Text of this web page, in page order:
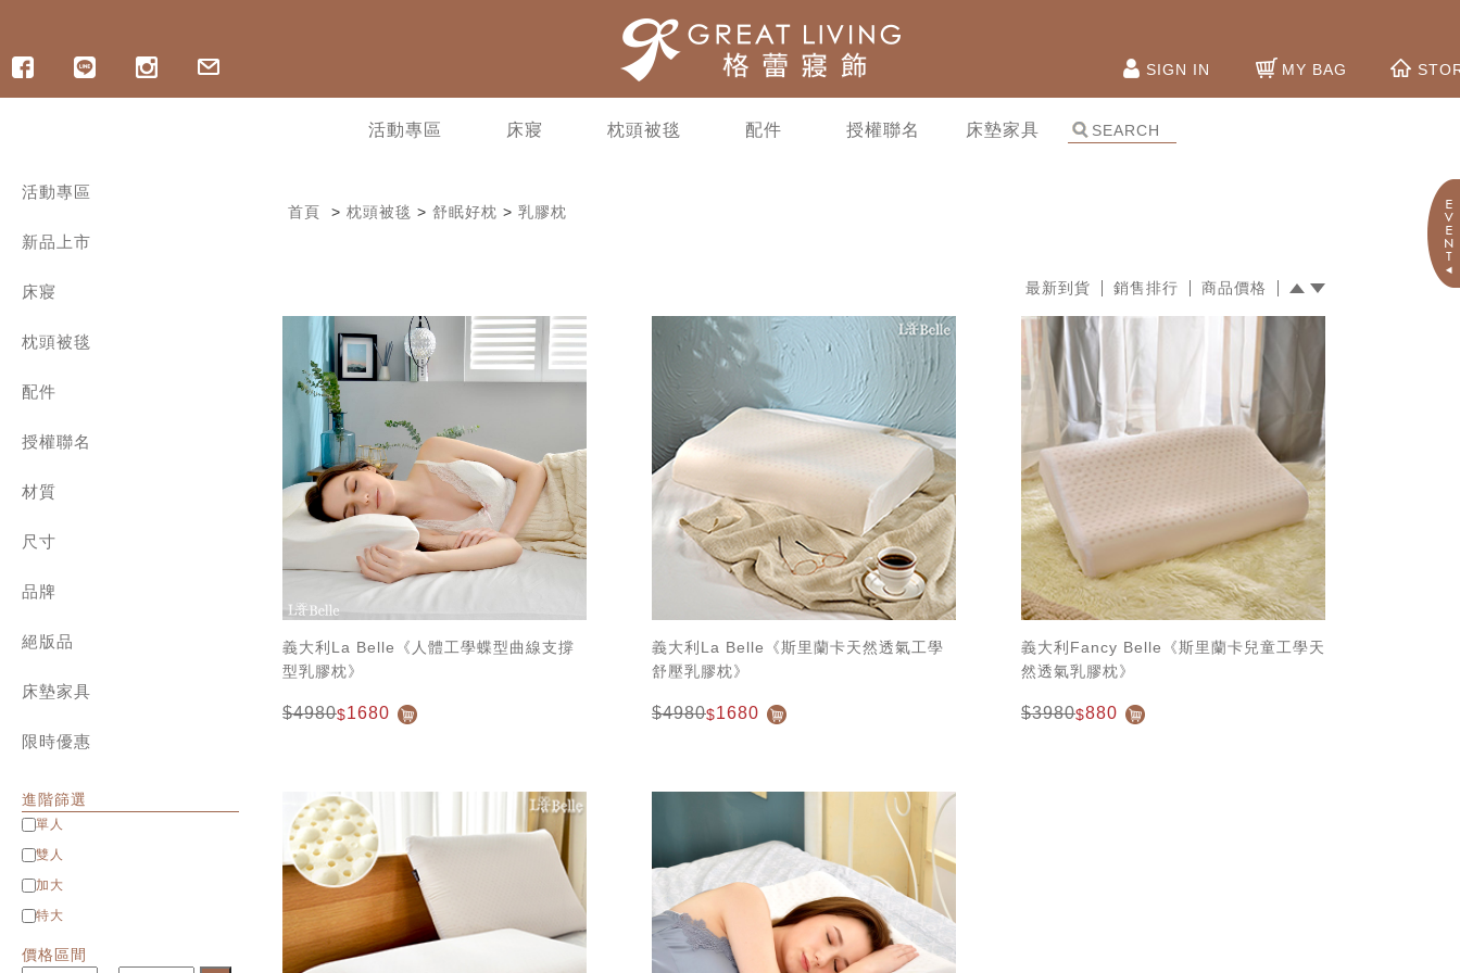
活動專區 床寢 枕頭被毯 配件 授權聯名 床墊家具
SIGN IN MY BAG
活動專區
寵爸好眠祭 | 純棉床組88折
︙軟式硅藻土地墊最低78折
︙指定涼感商品6折起，任2件折400
新品上市
床寢
300織精梳棉 | 雙層紗薄被套床組
涼感/海島棉床包枕套組
1000織匹馬棉 | 兩用被床包組
800織天絲 | 兩用被床包組
1000織天絲 | 兩用被床包組
純棉 | 簡約素色
雪雕 | 兩用被床包組
枕頭被毯
舒爽涼被
保暖冬被
兒童專區
配件
家飾配件
授權聯名
角落生物、拉拉熊
設計師系列
材質
長絨棉 ✿ Long staple cotton
水洗棉 ✿ Washed cotton
天絲 ✿ Tencel
雪芙絨 ✿ Flannel
立體雕花雪雕 ✿ 3D Flannel
尺寸
單人 Single
加大 Queen
特大包雙人被
品牌
義大利 Fancy Belle
英國 Abelia
絕版品
床墊家具
限時優惠
進階篩選
單人
雙人
加大
特大
價格區間
首頁 > 枕頭被毯 > 舒眠好枕 > 乳膠枕
最新到貨 銷售排行 商品價格
義大利La Belle《人體工學蝶型曲線支撐
型乳膠枕》
$4980$1680
義大利La Belle《斯里蘭卡天然透氣工學
舒壓乳膠枕》
$4980$1680
義大利Fancy Belle《斯里蘭卡兒童工學天
然透氣乳膠枕》
$3980$880